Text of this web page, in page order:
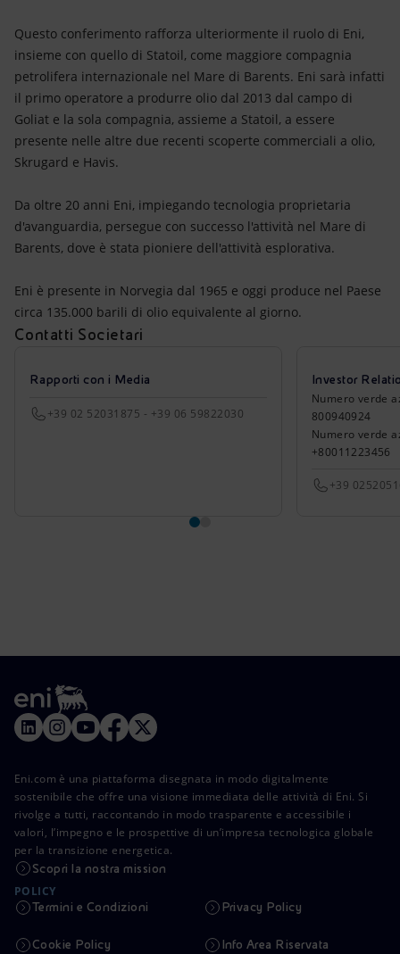
Questo conferimento rafforza ulteriormente il ruolo di Eni,
insieme con quello di Statoil, come maggiore compagnia
petrolifera internazionale nel Mare di Barents. Eni sarà infatti
il primo operatore a produrre olio dal 2013 dal campo di
Goliat e la sola compagnia, assieme a Statoil, a essere
presente nelle altre due recenti scoperte commerciali a olio,
Skrugard e Havis.
Da oltre 20 anni Eni, impiegando tecnologia proprietaria
d'avanguardia, persegue con successo l'attività nel Mare di
Barents, dove è stata pioniere dell'attività esplorativa.
Eni è presente in Norvegia dal 1965 e oggi produce nel Paese
circa 135.000 barili di olio equivalente al giorno.
Contatti Societari
Rapporti con i Media
+39 02 52031875 - +39 06 59822030
Investor
Numero verde
800940924
Numero verde
+80011223456
+39
Eni.com è una piattaforma disegnata in modo digitalmente
sostenibile che offre una visione immediata delle attività di Eni. Si
rivolge a tutti, raccontando in modo trasparente e accessibile i
valori, l’impegno e le prospettive di un’impresa tecnologica globale
per la transizione energetica.
Scopri la nostra mission
POLICY
Termini e Condizioni Privacy Policy
Cookie Policy Info Area Riservata